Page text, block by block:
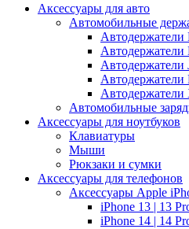
Аксессуары для авто
Автомобильные
Автодержатели
Автодержатели
Автодержатели
Автодержатели
Автодержатели
Автомобильные
Аксессуары для ноутбуков
Клавиатуры
Мыши
Рюкзаки и сумки
Аксессуары для телефонов
Аксессуары Apple
iPhone 13 | 13
iPhone 14 | 14